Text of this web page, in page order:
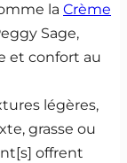
laCrème
Sage,
et confort au
légères,
grasse ou
offrent